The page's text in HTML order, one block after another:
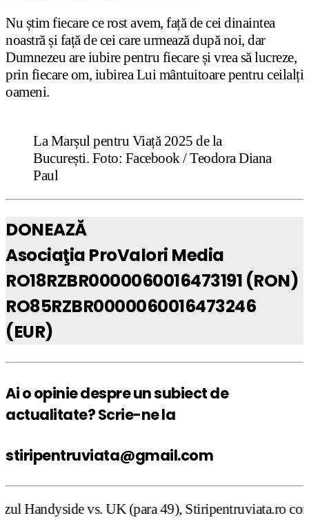
Nu știm fiecare ce rost avem, față de cei dinaintea
noastră și față de cei care urmează după noi, dar
Dumnezeu are iubire pentru fiecare și vrea să lucreze,
prin fiecare om, iubirea Lui mântuitoare pentru ceilalți
oameni.
La Marșul pentru Viață 2025 de la
București. Foto: Facebook / Teodora Diana
Paul
DONEAZĂ
Asociaţia ProValori Media
RO18RZBR0000060016473191 (RON)
RO85RZBR0000060016473246
(EUR)
Ai o opinie despre un subiect de
actualitate? Scrie-ne la
stiripentruviata@gmail.com
UK (para 49), Stiripentruviata.ro consideră că